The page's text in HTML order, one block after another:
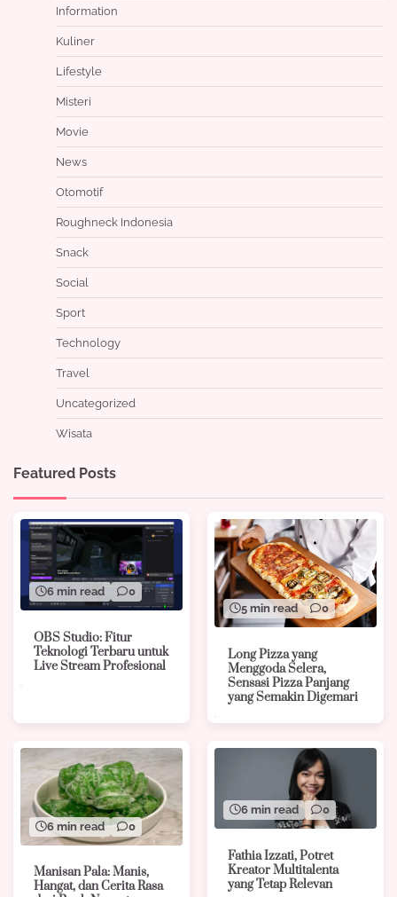
Information
Kuliner
Lifestyle
Misteri
Movie
News
Otomotif
Roughneck Indonesia
Snack
Social
Sport
Technology
Travel
Uncategorized
Wisata
Featured Posts
6 min read 0
OBS Studio: Fitur
Teknologi Terbaru untuk
Live Stream Profesional
5 min read 0
Long Pizza yang
Menggoda Selera,
Sensasi Pizza Panjang
yang Semakin Digemari
6 min read 0
Manisan Pala: Manis,
Hangat, dan Cerita Rasa
6 min read 0
Fathia Izzati, Potret
Kreator Multitalenta
yang Tetap Relevan